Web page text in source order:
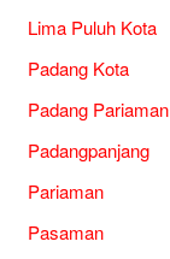
Lima Puluh Kota
Padang Kota
Padang Pariaman
Padangpanjang
Pariaman
Pasaman